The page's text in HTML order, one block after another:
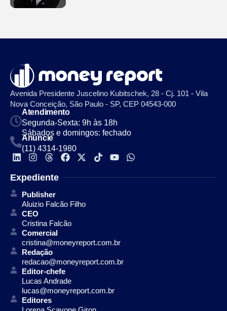
Avenida Presidente Juscelino Kubitschek, 28 - Cj. 101 - Vila
Nova Conceição, São Paulo - SP, CEP 04543-000
Atendimento
Segunda-Sexta: 9h às 18h
Sábados e domingos: fechado
Anuncie
(11) 4314-1980
Expediente
Publisher
Aluizio Falcão Filho
CEO
Cristina Falcão
Comercial
cristina@moneyreport.com.br
Redação
redacao@moneyreport.com.br
Editor-chefe
Lucas Andrade
lucas@moneyreport.com.br
Editores